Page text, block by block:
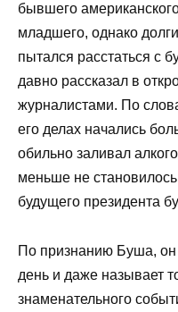
бывшего
младшего, однако
пытался расстаться с
давно рассказал в
журналистами. По
его делах начались
обильно заливал
меньше не
будущего президента
По признанию Буша, он
день и даже называет
знаменательного